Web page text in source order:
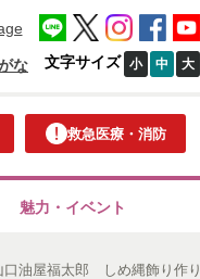
な 文字サイズ 小 中 大
救急医療・消防
魅力・イベント
油屋福太郎 しめ縄飾り作り